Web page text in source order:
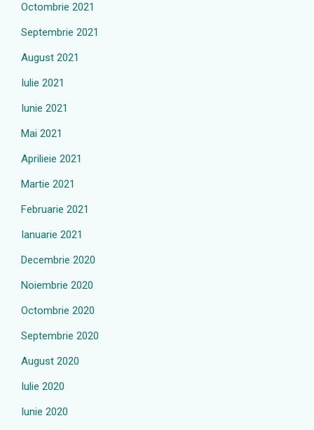
Octombrie 2021
Septembrie 2021
August 2021
Iulie 2021
Iunie 2021
Mai 2021
Aprilieie 2021
Martie 2021
Februarie 2021
Ianuarie 2021
Decembrie 2020
Noiembrie 2020
Octombrie 2020
Septembrie 2020
August 2020
Iulie 2020
Iunie 2020